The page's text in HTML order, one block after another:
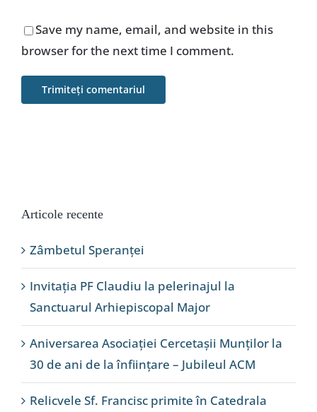
Save my name, email, and website in this
browser for the next time I comment.
Articole recente
Zâmbetul Speranței
Invitația PF Claudiu la pelerinajul la
Sanctuarul Arhiepiscopal Major
Aniversarea Asociației Cercetașii Munților la
30 de ani de la înființare – Jubileul ACM
Relicvele Sf. Francisc primite în Catedrala